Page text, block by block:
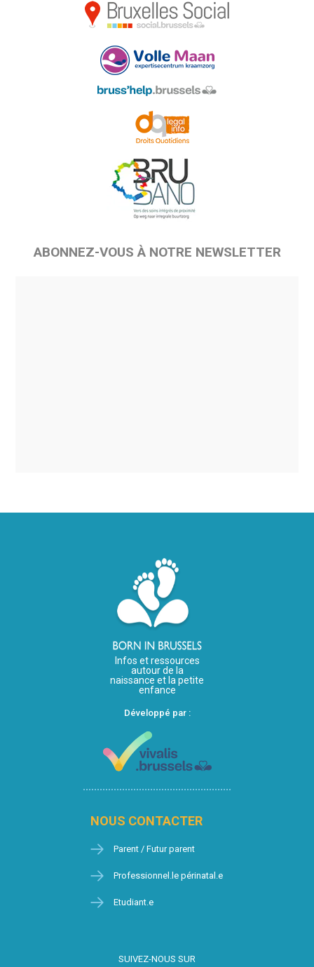
ABONNEZ-VOUS À NOTRE NEWSLETTER
Infos et ressources
autour de la
naissance et la petite
enfance
Développé par :
NOUS CONTACTER
Parent / Futur parent
Professionnel.le périnatal.e
Etudiant.e
SUIVEZ-NOUS SUR